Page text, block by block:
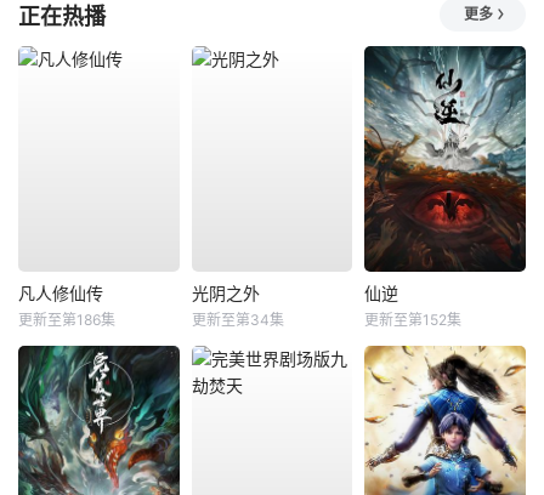
正在热播 更多
凡人修仙传
更新至第186集
光阴之外
更新至第34集
仙逆
更新至第152集